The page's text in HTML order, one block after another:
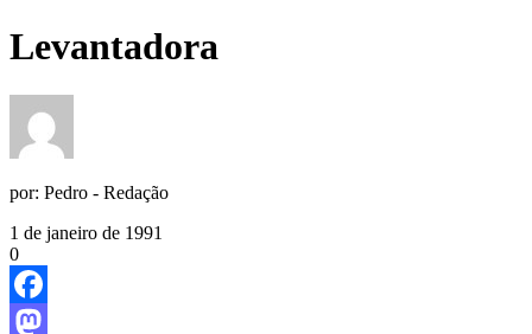
Levantadora
por: Pedro - Redação
1 de janeiro de 1991
0
Facebook